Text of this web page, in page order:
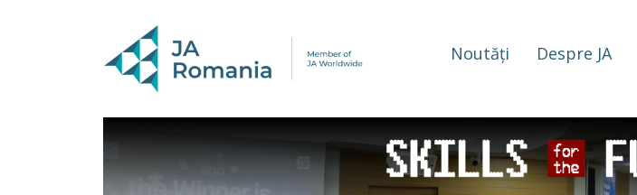
Noutăți Despre JA